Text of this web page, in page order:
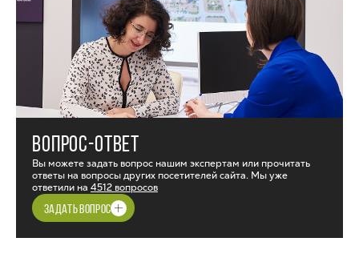
ВОПРОС-ОТВЕТ
Вы можете задать вопрос нашим экспертам или прочитать
ответы на вопросы других посетителей сайта. Мы уже
ответили на 4512 вопросов
ЗАДАТЬ ВОПРОС